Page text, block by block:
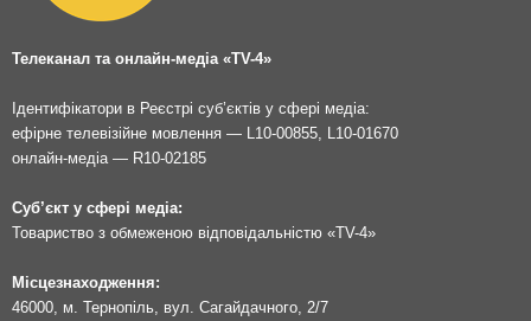
Телеканал та онлайн-медіа «TV-4»
Ідентифікатори в Реєстрі суб’єктів у сфері медіа:
ефірне телевізійне мовлення — L10-00855, L10-01670
онлайн-медіа — R10-02185
Суб’єкт у сфері медіа:
Товариство з обмеженою відповідальністю «TV-4»
Місцезнаходження:
46000, м. Тернопіль, вул. Сагайдачного, 2/7